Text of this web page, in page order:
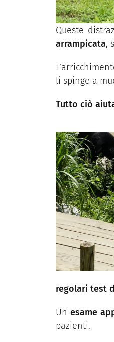
Queste
arrampicata,
li spinge a
Tutto ciò
regolari test
Un esame
pazienti.